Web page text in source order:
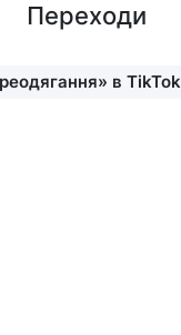
Переходи
в TikTok